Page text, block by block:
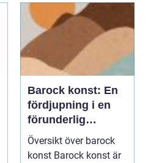
Barock konst: En
fördjupning i en
förunderlig
estetisk epok
Översikt över barock
konst Barock konst är